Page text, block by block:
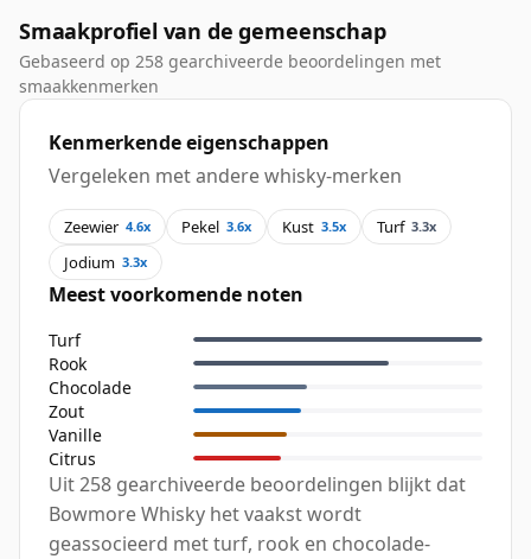
Smaakprofiel van de gemeenschap
Gebaseerd op 258 gearchiveerde beoordelingen met
smaakkenmerken
Kenmerkende eigenschappen
Vergeleken met andere whisky-merken
Zeewier 4.6x Pekel 3.6x Kust 3.5x Turf 3.3x
Jodium 3.3x
Meest voorkomende noten
Turf
Rook
Chocolade
Zout
Vanille
Citrus
Uit 258 gearchiveerde beoordelingen blijkt dat
Bowmore Whisky het vaakst wordt
geassocieerd met turf, rook en chocolade-